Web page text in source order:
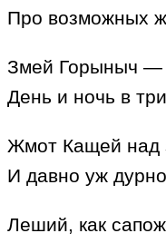
Про возможных
Змей Горыныч
День и ночь в
Жмот Кащей над
И давно уж
Леший, как